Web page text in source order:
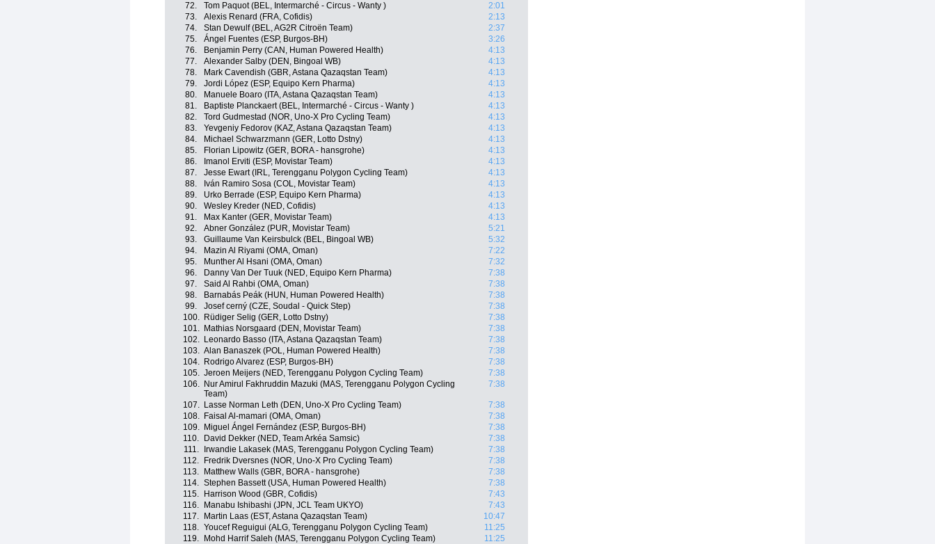
72.
Tom Paquot (BEL, Intermarché - Circus - Wanty )
2:01
73.
Alexis Renard (FRA, Cofidis)
2:13
74.
Stan Dewulf (BEL, AG2R Citroën Team)
2:37
75.
Ángel Fuentes (ESP, Burgos-BH)
3:26
76.
Benjamin Perry (CAN, Human Powered Health)
4:13
77.
Alexander Salby (DEN, Bingoal WB)
4:13
78.
Mark Cavendish (GBR, Astana Qazaqstan Team)
4:13
79.
Jordi López (ESP, Equipo Kern Pharma)
4:13
80.
Manuele Boaro (ITA, Astana Qazaqstan Team)
4:13
81.
Baptiste Planckaert (BEL, Intermarché - Circus - Wanty )
4:13
82.
Tord Gudmestad (NOR, Uno-X Pro Cycling Team)
4:13
83.
Yevgeniy Fedorov (KAZ, Astana Qazaqstan Team)
4:13
84.
Michael Schwarzmann (GER, Lotto Dstny)
4:13
85.
Florian Lipowitz (GER, BORA - hansgrohe)
4:13
86.
Imanol Erviti (ESP, Movistar Team)
4:13
87.
Jesse Ewart (IRL, Terengganu Polygon Cycling Team)
4:13
88.
Iván Ramiro Sosa (COL, Movistar Team)
4:13
89.
Urko Berrade (ESP, Equipo Kern Pharma)
4:13
90.
Wesley Kreder (NED, Cofidis)
4:13
91.
Max Kanter (GER, Movistar Team)
4:13
92.
Abner González (PUR, Movistar Team)
5:21
93.
Guillaume Van Keirsbulck (BEL, Bingoal WB)
5:32
94.
Mazin Al Riyami (OMA, Oman)
7:22
95.
Munther Al Hsani (OMA, Oman)
7:32
96.
Danny Van Der Tuuk (NED, Equipo Kern Pharma)
7:38
97.
Said Al Rahbi (OMA, Oman)
7:38
98.
Barnabás Peák (HUN, Human Powered Health)
7:38
99.
Josef cerný (CZE, Soudal - Quick Step)
7:38
100.
Rüdiger Selig (GER, Lotto Dstny)
7:38
101.
Mathias Norsgaard (DEN, Movistar Team)
7:38
102.
Leonardo Basso (ITA, Astana Qazaqstan Team)
7:38
103. Alan Banaszek (POL, Human Powered Health)
7:38
104.
Rodrigo Alvarez (ESP, Burgos-BH)
7:38
105. Jeroen Meijers (NED, Terengganu Polygon Cycling Team)
7:38
106.
Nur Amirul Fakhruddin Mazuki (MAS, Terengganu Polygon Cycling
Team)
7:38
107. Lasse Norman Leth (DEN, Uno-X Pro Cycling Team)
7:38
108.
Faisal Al-mamari (OMA, Oman)
7:38
109.
Miguel Ángel Fernández (ESP, Burgos-BH)
7:38
110.
David Dekker (NED, Team Arkéa Samsic)
7:38
111.
Irwandie Lakasek (MAS, Terengganu Polygon Cycling Team)
7:38
112.
Fredrik Dversnes (NOR, Uno-X Pro Cycling Team)
7:38
113.
Matthew Walls (GBR, BORA - hansgrohe)
7:38
114. Stephen Bassett (USA, Human Powered Health)
7:38
115.
Harrison Wood (GBR, Cofidis)
7:43
116.
Manabu Ishibashi (JPN, JCL Team UKYO)
7:43
117.
Martin Laas (EST, Astana Qazaqstan Team)
10:47
118. Youcef Reguigui (ALG, Terengganu Polygon Cycling Team)
11:25
119.
Mohd Harrif Saleh (MAS, Terengganu Polygon Cycling Team)
11:25